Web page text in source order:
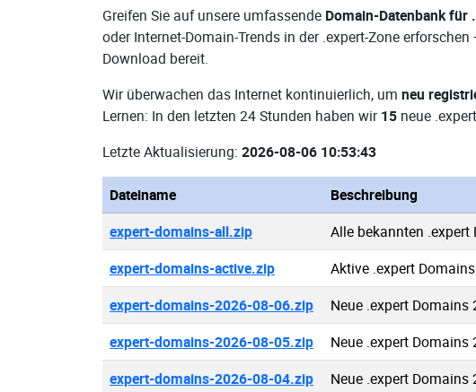
Greifen Sie auf unsere umfassende Domain-Datenbank für
oder Internet-Domain-Trends in der .expert-Zone
Download bereit.
Wir überwachen das Internet kontinuierlich, um neu
Lernen: In den letzten 24 Stunden haben wir 15 neue
Letzte Aktualisierung: 2026-08-06 10:53:43
Dateiname Beschreibung
expert-domains-all.zip Alle bekannten .expert
expert-domains-active.zip Aktive .expert Domains
expert-domains-2026-08-06.zip Neue .expert Domains
expert-domains-2026-08-05.zip Neue .expert Domains
expert-domains-2026-08-04.zip Neue .expert Domains